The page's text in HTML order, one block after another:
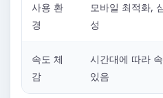
사용 환
경
모바일 최적화,
성
속도 체
감
시간대에 따라
있음